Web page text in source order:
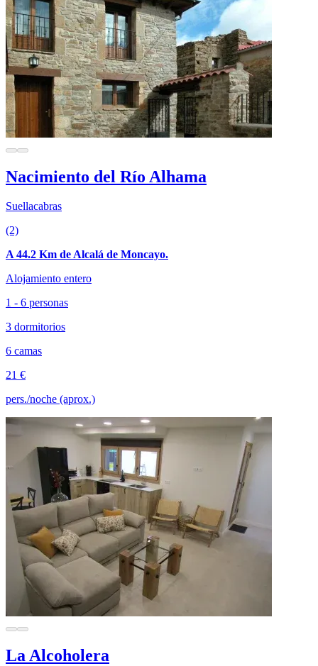
Nacimiento del Río Alhama
Suellacabras
(2)
A 44.2 Km de Alcalá de Moncayo.
Alojamiento entero
1 - 6 personas
3 dormitorios
6 camas
21 €
pers./noche (aprox.)
La Alcoholera